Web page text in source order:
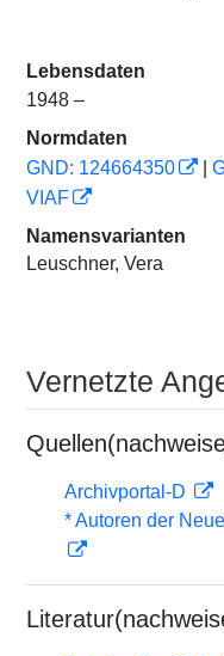
Lebensdaten
1948 –
Normdaten
GND: 124664350
VIAF
Namensvarianten
Leuschner, Vera
Vernetzte
Archivportal-D
* Autoren der